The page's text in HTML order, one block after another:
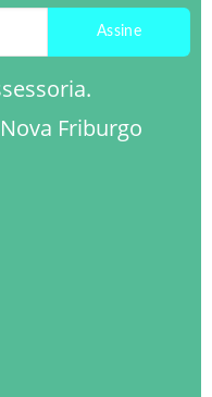
Assine
Friburgo